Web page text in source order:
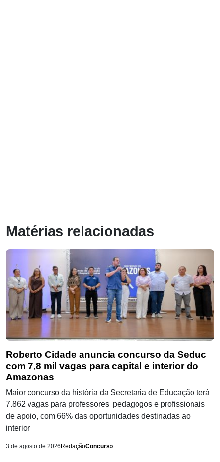
Matérias relacionadas
Roberto Cidade anuncia concurso da Seduc
com 7,8 mil vagas para capital e interior do
Amazonas
Maior concurso da história da Secretaria de Educação terá
7.862 vagas para professores, pedagogos e profissionais
de apoio, com 66% das oportunidades destinadas ao
interior
3 de agosto de 2026 RedaçãoConcurso